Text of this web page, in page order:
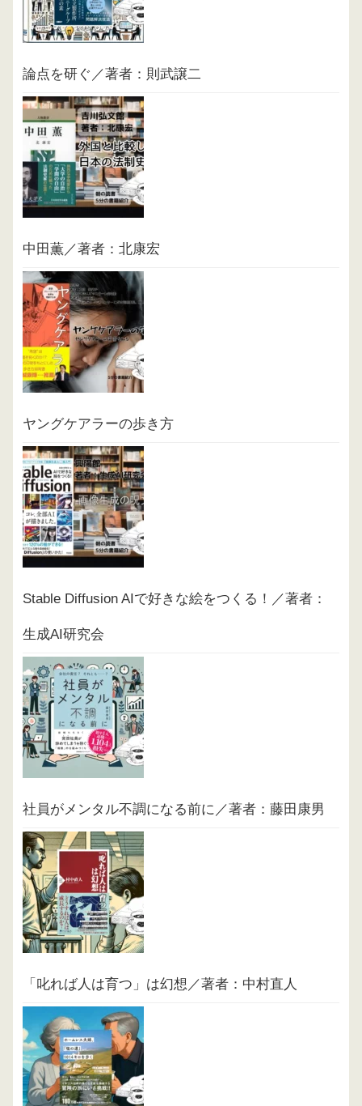
論点を研ぐ／著者：則武譲二
中田薫／著者：北康宏
ヤングケアラーの歩き方
Stable Diffusion AIで好きな絵をつくる！／著者：
生成AI研究会
社員がメンタル不調になる前に／著者：藤田康男
「叱れば人は育つ」は幻想／著者：中村直人